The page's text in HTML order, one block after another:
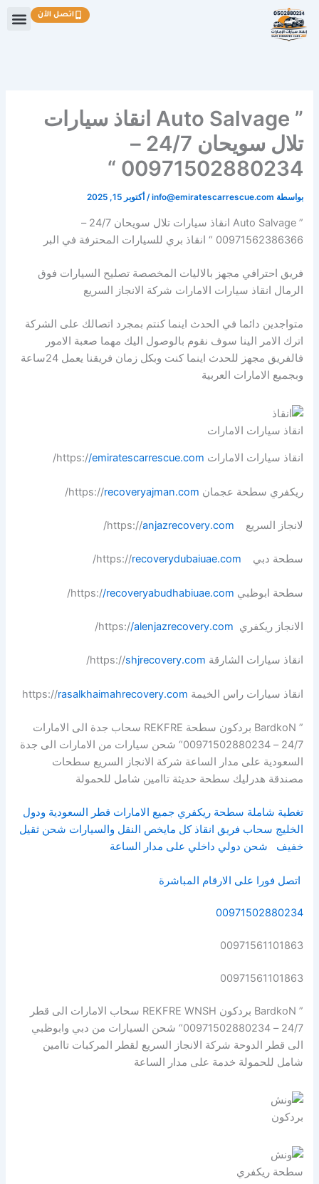
تخطي
إلى
المحتوى
اتصل الآن
” Auto Salvage انقاذ سيارات
تلال سويحان 24/7 –
00971502880234 “
بواسطة info@emiratescarrescue.com
/ أكتوبر 15, 2025
” Auto Salvage انقاذ سيارات تلال سويحان 24/7 –
00971562386366 “ انقاذ بري للسيارات المحترفة في البر
فريق احترافي مجهز بالاليات المخصصة تصليح السيارات فوق
الرمال انقاذ سيارات الامارات شركة الانجاز السريع
متواجدين دائما في الحدث اينما كنتم بمجرد اتصالك على الشركة
اترك الامر الينا سوف نقوم بالوصول اليك مهما صعبة الامور
فالفريق مجهز للحدث اينما كنت وبكل زمان فريقنا يعمل 24ساعة
وبجميع الامارات العربية
انقاذ سيارات الامارات
انقاذ سيارات الامارات https:/ /emiratescarrescue.com
/
ريكفري سطحة عجمان https:// recoveryajman.com
/
لانجاز السريع https:// anjazrecovery.com
/
سطحة دبي https:// recoverydubaiuae.com
/
سطحة ابوظبي https:/ /recoveryabudhabiuae.com
/
الانجاز ريكفري https:/ /alenjazrecovery.com
/
انقاذ سيارات الشارقة https:// shjrecovery.com
/
انقاذ سيارات راس الخيمة https:// rasalkhaimahrecovery.com
” BardkoN بردكون سطحة REKFRE سحاب جدة الى الامارات
24/7 – 00971502880234“ شحن سيارات من الامارات الى جدة
السعودية على مدار الساعة شركة الانجاز السريع سطحات
مصندقة هدرليك سطحة حديثة تاامين شامل للحمولة
تغطية شاملة سطحة ريكفري جميع الامارات قطر السعودية ودول
الخليج سحاب فريق انقاذ كل مايخص النقل والسيارات شحن ثقيل
خفيف
شحن دولي داخلي على مدار الساعة
اتصل فورا على الارقام المباشرة
00971502880234
00971561101863
00971561101863
” BardkoN بردكون REKFRE WNSH سحاب الامارات الى قطر
24/7 – 00971502880234“ شحن السيارات من دبي وابوظبي
الى قطر الدوحة شركة الانجاز السريع لقطر المركبات تاامين
شامل للحمولة خدمة على مدار الساعة
بردكون
سطحة ريكفري